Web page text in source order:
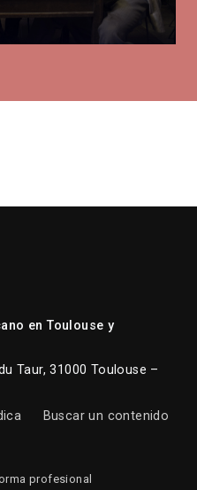
en Toulouse y
Taur, 31000 Toulouse –
Buscar un contenido
profesional